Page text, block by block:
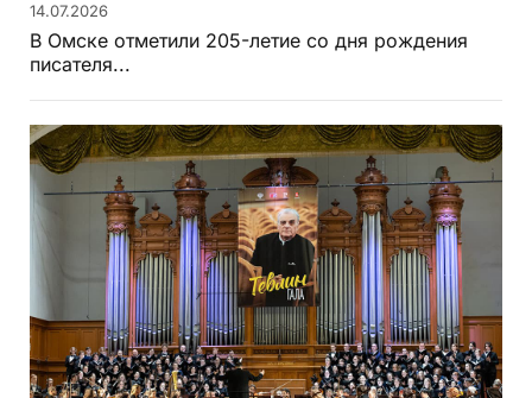
14.07.2026
В Омске отметили 205-летие со дня рождения
писателя...